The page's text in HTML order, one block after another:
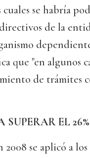
se habría
de la
que "en algunos
de trámites
EL
se aplicó a